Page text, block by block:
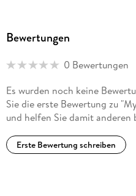
was named in his honour, as
and glacier. Muir married
Today he is referred to as the
and has a legacy as one of
America.
Bewertungen
0 Bewertungen
Es wurden noch keine
Sie die erste Bewertung zu
und helfen Sie damit
Erste Bewertung schreiben